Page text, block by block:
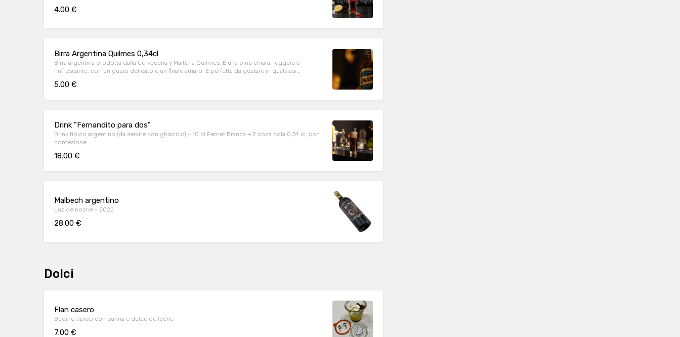
4.00 €
Birra Argentina Quilmes 0,34cl
Birra argentina prodotta dalla Cervecería y Maltería Quilmes. È una birra chiara, leggera e
rinfrescante, con un gusto delicato e un finale amaro. È perfetta da gustare in qualsiasi
5.00 €
Drink "Fernandito para dos"
Drink tipico argentino (da servire con ghiaccio) - 10 cl Fernet Branca + 2 coca cola 0,34 cl, con
confezione
18.00 €
Malbech argentino
Luz de noche - 2022
28.00 €
Dolci
Flan casero
Budino tipico con panna e dulce de leche
7.00 €